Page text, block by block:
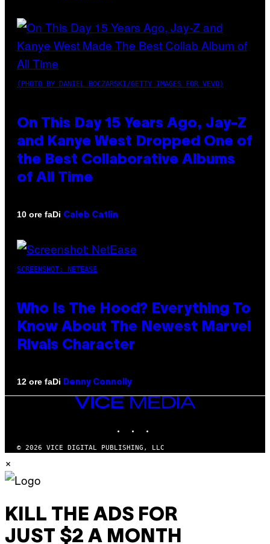
(PHOTO BY DANIEL BOCZARSKI/GETTY IMAGES FOR VEVO)
On This Day 15 Years Ago, Jay-Z
and Kanye West Dropped One of
the Best Collaborative Albums
of All Time
10 ore faDi Caleb Catlin
SCREENSHOT: NETEASE
Who Is The Hood? Everything To
Know About The Newest Marvel
Rivals Character
12 ore faDi Denny Connolly
VICE
MEDIA
© 2026 VICE DIGITAL PUBLISHING, LLC
×
KILL THE ADS FOR
JUST $2 A MONTH